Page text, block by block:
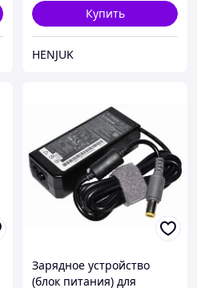
Купить
HENJUK
Зарядное устройство
(блок питания) для